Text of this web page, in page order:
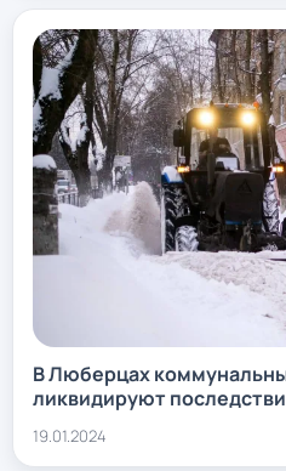
В Люберцах
ликвидируют
19.01.2024